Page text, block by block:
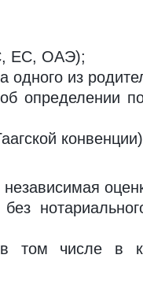
ЕС, ОАЭ);
из
определении
том числе в